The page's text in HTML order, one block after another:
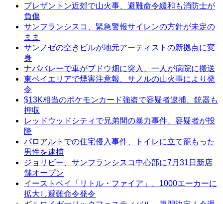
プレザントン近郊で山火事、避難命令緩和も消防士が
負傷
サンフランシスコ、緊急警報サイレンの方針が未定の
まま
サンノゼの空きビルが地元アーティストの新拠点に変
身
ナパバレーで車がブドウ畑に突入、一人が病院に搬送
東ベイエリアで煙害注意報、サノルの山火事により発
令
$13K相当のポケモンカード強盗で容疑者逮捕、銃器も
押収
レッドウッドシティで兄弟間の暴力事件、容疑者が投
降
パロアルトでの住宅侵入事件、トイレに立て籠もった
男性を逮捕
ジョリビー、サンフランシスコ中心部に7月31日新店
舗オープン
イーストベイ「リトル・ファイア」、1000エーカーに
拡大し避難命令発令